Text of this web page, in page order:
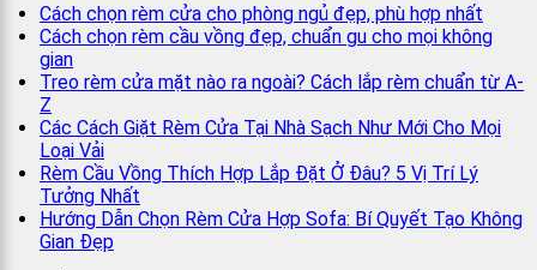
Cách chọn rèm cửa cho phòng ngủ đẹp, phù hợp nhất
Cách chọn rèm cầu vồng đẹp, chuẩn gu cho mọi không
gian
Treo rèm cửa mặt nào ra ngoài? Cách lắp rèm chuẩn từ A-
Z
Các Cách Giặt Rèm Cửa Tại Nhà Sạch Như Mới Cho Mọi
Loại Vải
Rèm Cầu Vồng Thích Hợp Lắp Đặt Ở Đâu? 5 Vị Trí Lý
Tưởng Nhất
Hướng Dẫn Chọn Rèm Cửa Hợp Sofa: Bí Quyết Tạo Không
Gian Đẹp